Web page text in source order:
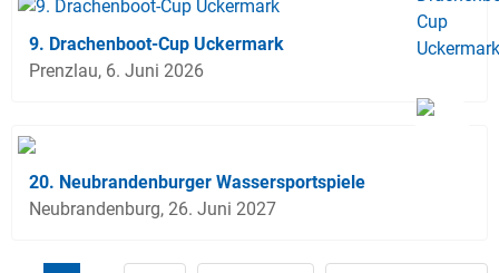
9. Drachenboot-Cup Uckermark
Prenzlau, 6. Juni 2026
20. Neubrandenburger Wassersportspiele
Neubrandenburg, 26. Juni 2027